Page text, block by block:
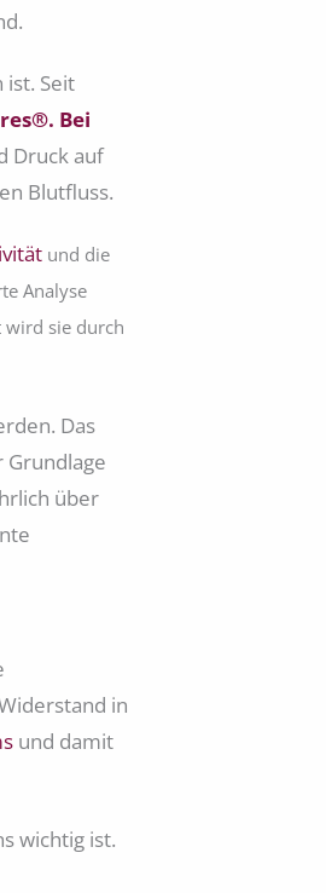
Seit
Bei
Druck auf
Blutfluss.
und die
Analyse
wird sie durch
Das
über
in
und damit
wichtig ist.